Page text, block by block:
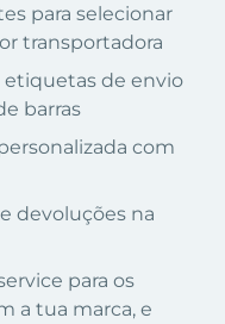
para selecionar
transportadora
de envio
barras
com
devoluções na
para os
a tua marca, e